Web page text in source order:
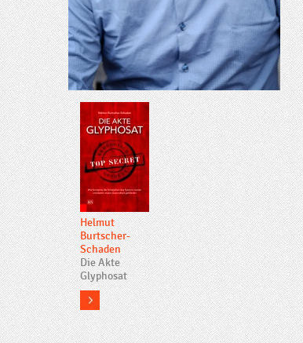
Helmut
Burtscher-
Schaden
Die Akte
Glyphosat
more